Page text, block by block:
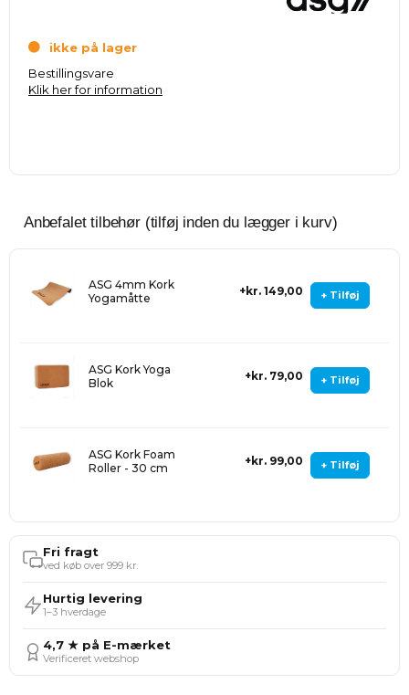
ikke på lager
Bestillingsvare
Klik her for information
Anbefalet tilbehør (tilføj inden du lægger i kurv)
+ Tilføj
ASG 4mm Kork
Yogamåtte
kr. 149,00
+ Tilføj
ASG Kork Yoga
Blok
kr. 79,00
+ Tilføj
ASG Kork Foam
Roller - 30 cm
kr. 99,00
Fri fragt
ved køb over 999 kr.
Hurtig levering
1–3 hverdage
4,7 ★ på E-mærket
Verificeret webshop